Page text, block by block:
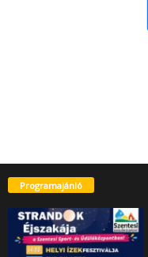
Programajánló